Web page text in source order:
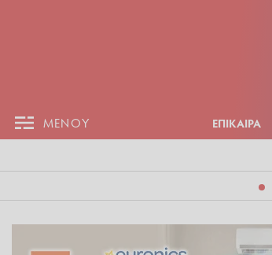
ΜΕΝΟΥ ΕΠΙΚΑΙΡΑ